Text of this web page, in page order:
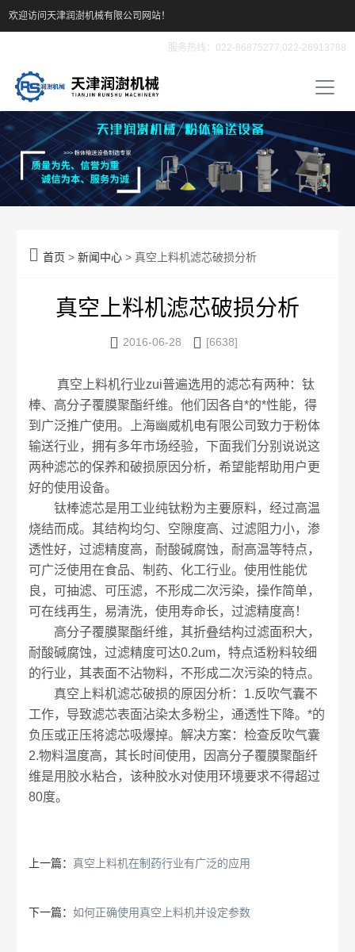
欢迎访问天津润澍机械有限公司网站！
服务热线：022-86875277,022-26913788
 首页 >新闻中心 > 真空上料机滤芯破损分析
真空上料机滤芯破损分析
 2016-06-28  [6638]
真空上料机行业zui普遍选用的滤芯有两种：钛
棒、高分子覆膜聚酯纤维。他们因各自*的*性能，得
到广泛推广使用。上海幽威机电有限公司致力于粉体
输送行业，拥有多年市场经验，下面我们分别说说这
两种滤芯的保养和破损原因分析，希望能帮助用户更
好的使用设备。
钛棒滤芯是用工业纯钛粉为主要原料，经过高温
烧结而成。其结构均匀、空隙度高、过滤阻力小，渗
透性好，过滤精度高，耐酸碱腐蚀，耐高温等特点，
可广泛使用在食品、制药、化工行业。使用性能优
良，可抽滤、可压滤，不形成二次污染，操作简单，
可在线再生，易清洗，使用寿命长，过滤精度高！
高分子覆膜聚酯纤维，其折叠结构过滤面积大，
耐酸碱腐蚀，过滤精度可达0.2um，特点适粉料较细
的行业，其表面不沾物料，不形成二次污染的特点。
真空上料机滤芯破损的原因分析：1.反吹气囊不
工作，导致滤芯表面沾染太多粉尘，通透性下降。*的
负压或正压将滤芯吸爆掉。解决方案：检查反吹气囊
2.物料温度高，其长时间使用，因高分子覆膜聚酯纤
维是用胶水粘合，该种胶水对使用环境要求不得超过
80度。
上一篇：真空上料机在制药行业有广泛的应用
下一篇：如何正确使用真空上料机并设定参数